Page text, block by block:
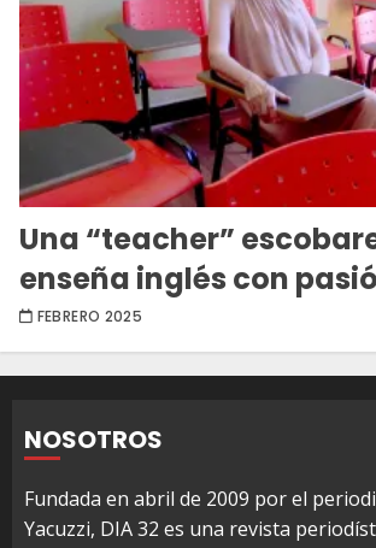
Una “teacher”
enseña inglés con
FEBRERO 2025
NOSOTROS
Fundada en abril de 2009 por el
Yacuzzi, DIA 32 es una revista